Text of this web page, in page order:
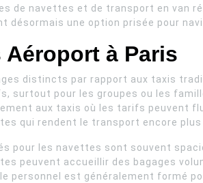
de navettes et de transport en van
une option prisée pour
à Paris
distincts par rapport aux taxis
pour les groupes ou les
aux taxis où les tarifs peuvent
qui rendent le transport encore plus
pour les navettes sont souvent
peuvent accueillir des bagages
personnel est généralement formé